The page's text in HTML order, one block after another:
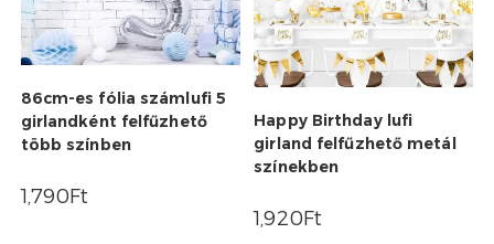
86cm-es fólia számlufi 5
girlandként felfűzhető
több színben
1,790Ft
Happy Birthday lufi
girland felfűzhető metál
színekben
1,920Ft